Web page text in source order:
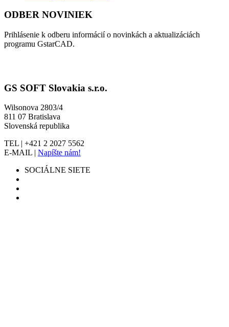
ODBER NOVINIEK
Prihlásenie k odberu informácií o novinkách a aktualizáciách
programu GstarCAD.
GS SOFT Slovakia s.r.o.
Wilsonova 2803/4
811 07 Bratislava
Slovenská republika
TEL | +421 2 2027 5562
E-MAIL | Napíšte nám!
SOCIÁLNE SIETE